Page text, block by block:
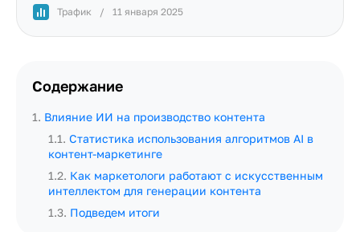
Трафик / 11 января 2025
Содержание
1. Влияние ИИ на производство контента
1.1. Статистика использования алгоритмов AI в
контент-маркетинге
1.2. Как маркетологи работают с искусственным
интеллектом для генерации контента
1.3. Подведем итоги